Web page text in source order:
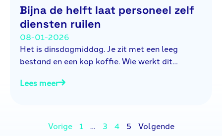
Bijna de helft laat personeel zelf
diensten ruilen
08-01-2026
Het is dinsdagmiddag. Je zit met een leeg
bestand en een kop koffie. Wie werkt dit…
Lees meer
Vorige 1 … 3 4 5 Volgende